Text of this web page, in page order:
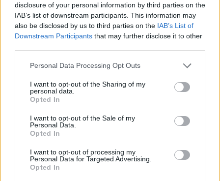
disclosure of your personal information by third parties on the
IAB’s list of downstream participants. This information may
also be disclosed by us to third parties on the IAB’s List of
Downstream Participants that may further disclose it to other
Personal Data Processing Opt Outs
I want to opt-out of the Sharing of my
personal data.
Opted In
I want to opt-out of the Sale of my
Personal Data.
Opted In
I want to opt-out of processing my
Personal Data for Targeted Advertising.
Opted In
Születésnapi programokkal várja a
hétvégén a közönséget a 160 éves
Fővárosi Állatkert
ÉLŐ BOLYGÓNK
a legjobb lelőhelyek!